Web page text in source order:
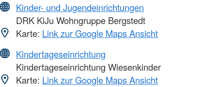
Kinder- und Jugendeinrichtungen
DRK KiJu Wohngruppe Bergstedt
Karte: Link zur Google Maps Ansicht
Kindertageseinrichtung
Kindertageseinrichtung Wiesenkinder
Karte: Link zur Google Maps Ansicht